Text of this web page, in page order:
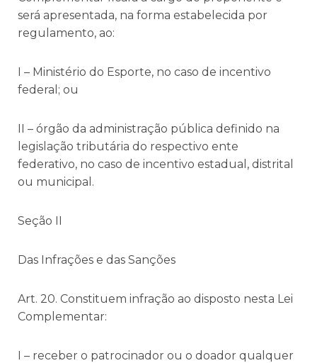
será apresentada, na forma estabelecida por
regulamento, ao:
I – Ministério do Esporte, no caso de incentivo
federal; ou
II – órgão da administração pública definido na
legislação tributária do respectivo ente
federativo, no caso de incentivo estadual, distrital
ou municipal.
Seção II
Das Infrações e das Sanções
Art. 20. Constituem infração ao disposto nesta Lei
Complementar:
I – receber o patrocinador ou o doador qualquer